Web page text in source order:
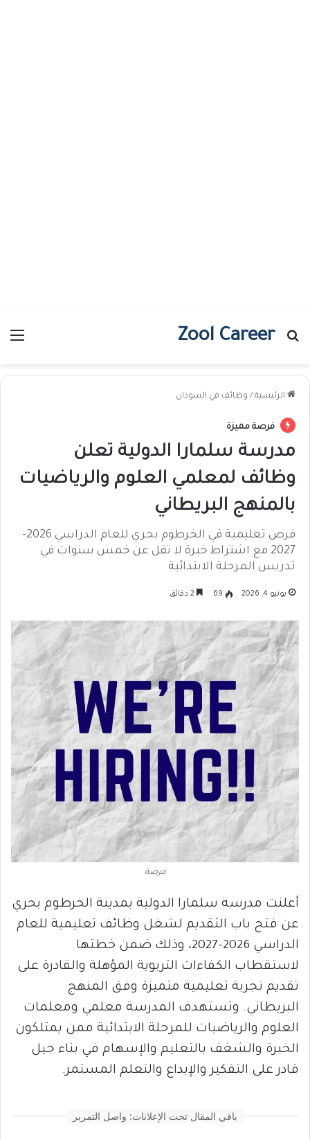
Zool Career
بحث عن
الرئيسية / وظائف في السودان
فرصة مميزة
مدرسة سلمارا الدولية تعلن
وظائف لمعلمي العلوم والرياضيات
بالمنهج البريطاني
فرص تعليمية في الخرطوم بحري للعام الدراسي 2026-
2027 مع اشتراط خبرة لا تقل عن خمس سنوات في
تدريس المرحلة الابتدائية
يونيو 4, 2026 69
فرصة
أعلنت مدرسة سلمارا الدولية بمدينة الخرطوم بحري
عن فتح باب التقديم لشغل وظائف تعليمية للعام
الدراسي 2026-2027، وذلك ضمن خطتها
لاستقطاب الكفاءات التربوية المؤهلة والقادرة على
تقديم تجربة تعليمية متميزة وفق المنهج
البريطاني. وتستهدف المدرسة معلمي ومعلمات
العلوم والرياضيات للمرحلة الابتدائية ممن يمتلكون
الخبرة والشغف بالتعليم والإسهام في بناء جيل
قادر على التفكير والإبداع والتعلم المستمر.
باقي المقال تحت الإعلانات: واصل التمرير